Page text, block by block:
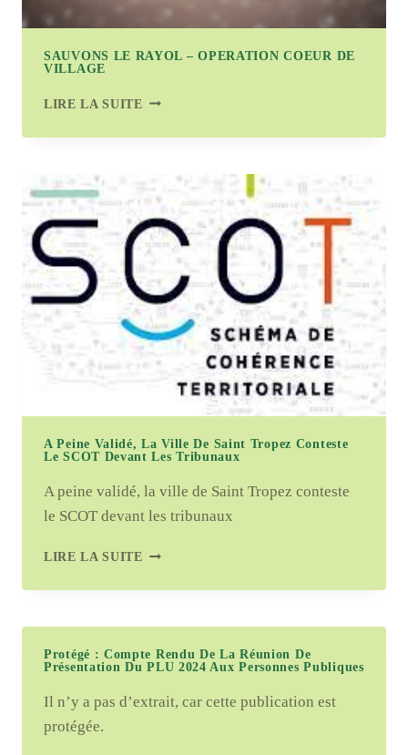
SAUVONS LE RAYOL – OPERATION COEUR DE
VILLAGE
LIRE LA SUITE SAUVONS
RAYOL
OPERATION
COEUR
DE
VILLAGE
A Peine Validé, La Ville De Saint Tropez Conteste
Le SCOT Devant Les Tribunaux
A peine validé, la ville de Saint Tropez conteste
le SCOT devant les tribunaux
LIRE LA SUITE A
VALIDÉ,
VILLE
DE
SAINT
CONTESTE
Protégé : Compte Rendu De La Réunion De
Présentation Du PLU 2024 Aux Personnes Publiques
Il n’y a pas d’extrait, car cette publication est
protégée.